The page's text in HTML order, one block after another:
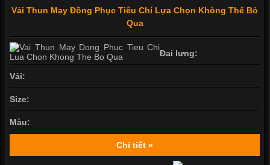
Vải Thun May Đồng Phục Tiêu Chí Lựa Chọn Không Thể Bỏ
Qua
Đai lưng:
Vải:
Size:
Màu:
Chi tiết »